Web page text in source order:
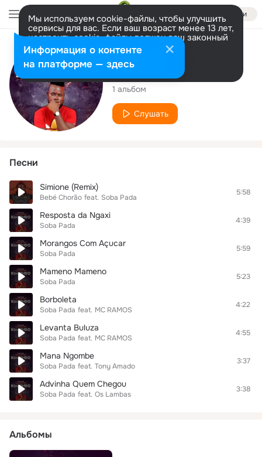
Войти
Мы используем cookie-файлы, чтобы улучшить
сервисы для вас. Если ваш возраст менее 13 лет,
настроить cookie-файлы должен ваш законный
представитель. Больше информации
Разрешить все Настроить
Исполнитель
Soba Pada
1 альбом
Слушать
Песни
Simione (Remix)
Bebé Chorão feat. Soba Pada
5:58
Resposta da Ngaxi
Soba Pada
4:39
Morangos Com Açucar
Soba Pada
5:59
Mameno Mameno
Soba Pada
5:23
Borboleta
Soba Pada feat. MC RAMOS
4:22
Levanta Buluza
Soba Pada feat. MC RAMOS
4:55
Mana Ngombe
Soba Pada feat. Tony Amado
3:37
Advinha Quem Chegou
Soba Pada feat. Os Lambas
3:38
Альбомы
Информация о контенте
на платформе — здесь